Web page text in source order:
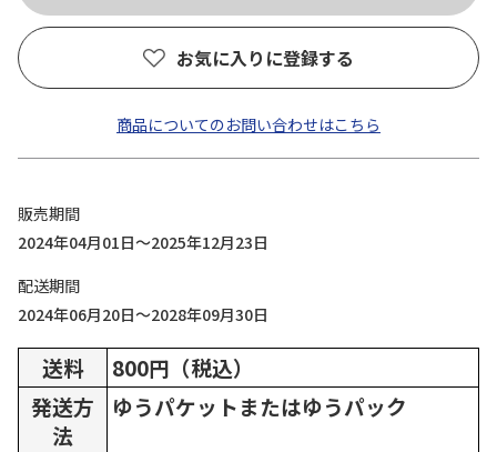
お気に入りに登録する
商品についてのお問い合わせはこちら
販売期間
2024年04月01日～2025年12月23日
配送期間
2024年06月20日～2028年09月30日
送料
800円（税込）
発送方
法
ゆうパケットまたはゆうパック